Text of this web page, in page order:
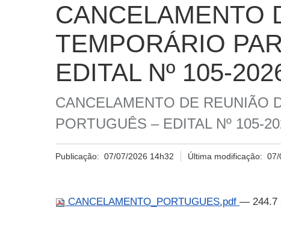
CANCELAMENTO
TEMPORÁRIO
EDITAL Nº 105-
CANCELAMENTO DE REUNIÃO
PORTUGUÊS – EDITAL Nº 105-
Publicação: 07/07/2026 14h32 Última modificação:07/
CANCELAMENTO_PORTUGUES.pdf — 244.7